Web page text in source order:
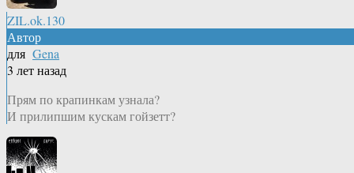
ZIL.ok.130
Автор
для Gena
3 лет назад
Прям по крапинкам узнала?
И прилипшим кускам гойзетт?